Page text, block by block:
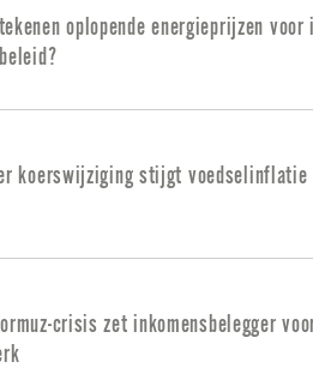
oplopende energieprijzen
koerswijziging stijgt
crisis zet inkomensbelegger